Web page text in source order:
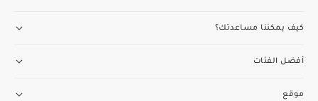
كيف يمكننا مساعدتك؟
أفضل الفئات
موقع